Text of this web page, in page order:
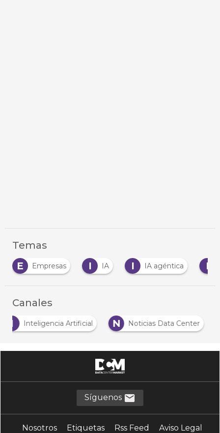
Temas
Empresas IA agéntica
Canales
I
Inteligencia Artificial N Noticias Data Center
Síguenos
Nosotros Etiquetas Rss Feed
Aviso Legal